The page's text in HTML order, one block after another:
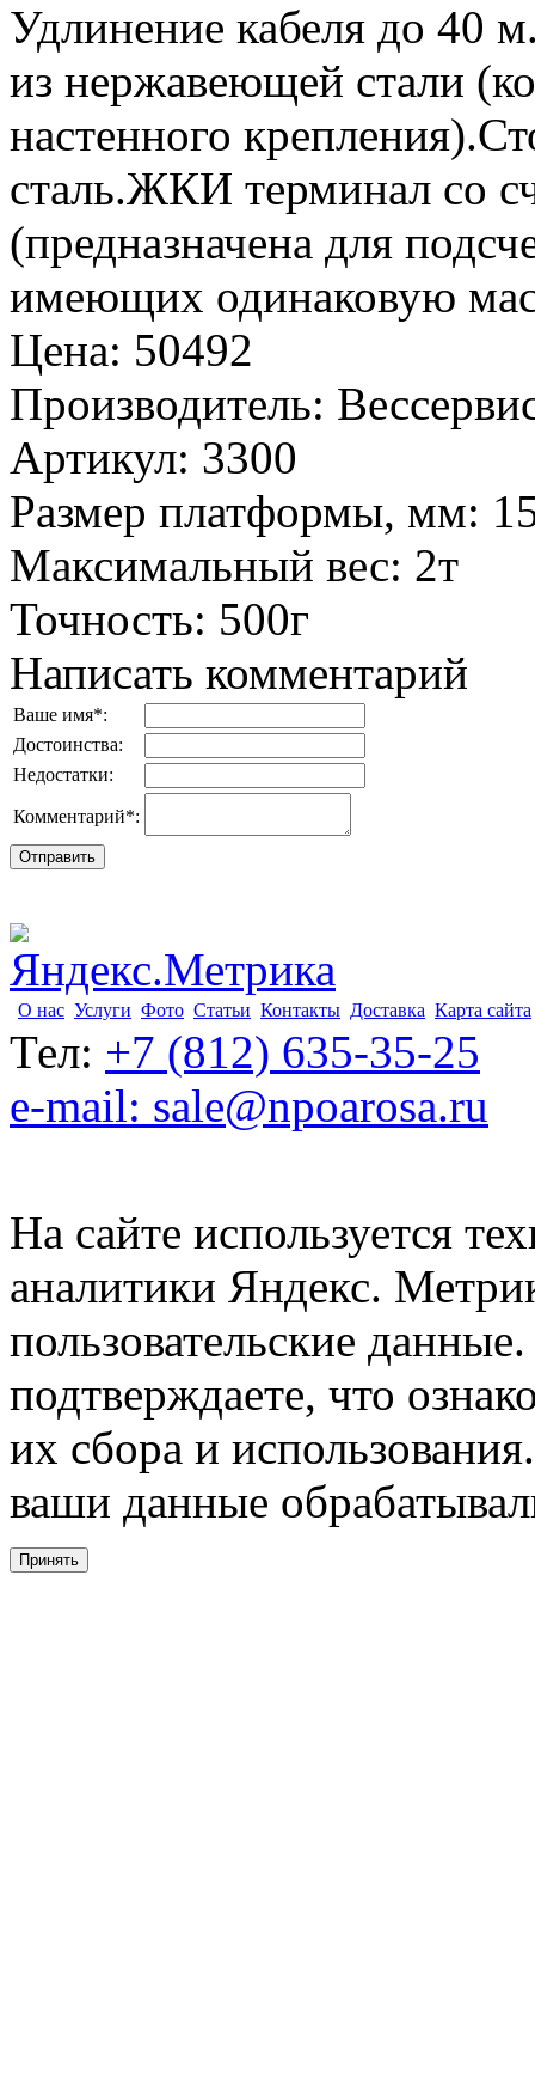
Удлинение кабеля до 40
из нержавеющей стали
настенного
сталь.ЖКИ терминал со
(предназначена для
имеющих одинаковую
Цена: 50492
Производитель:
Артикул: 3300
Размер платформы, мм:
Максимальный вес: 2т
Точность: 500г
Написать комментарий
Ваше имя*:
Достоинства:
Недостатки:
Комментарий*:
О нас Услуги Фото Статьи Контакты Доставка Карта сайта
Тел: +7 (812) 635-35-25
e-mail: sale@npoarosa.ru
На сайте используется
аналитики Яндекс.
пользовательские
подтверждаете, что
их сбора и
ваши данные
Принять